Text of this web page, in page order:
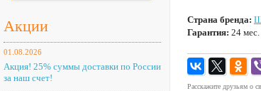
Акции
01.08.2026
Акция! 25% суммы доставки по России
за наш счет!
Страна бренда:
Гарантия: 24 мес.
Расскажите друзьям о